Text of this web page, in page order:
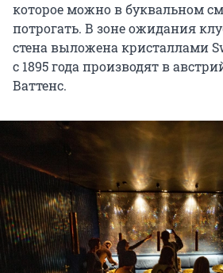
которое можно в буквальном
потрогать. В зоне ожидания
стена выложена кристаллами
с 1895 года производят в
Ваттенс.